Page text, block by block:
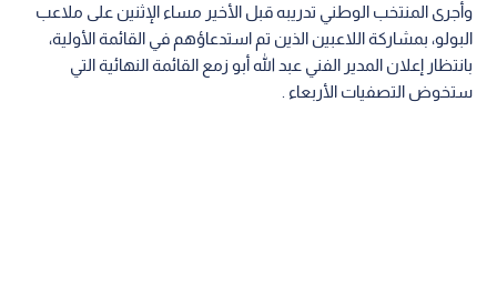
وأجرى المنتخب الوطني تدريبه قبل الأخير مساء الإثنين على ملاعب
البولو، بمشاركة اللاعبين الذين تم استدعاؤهم في القائمة الأولية،
بانتظار إعلان المدير الفني عبد الله أبو زمع القائمة النهائية التي
ستخوض التصفيات الأربعاء .